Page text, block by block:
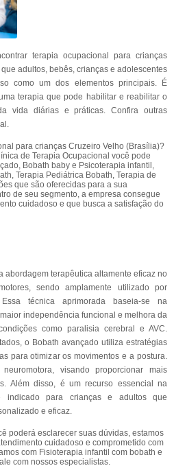
terapia ocupacional para crianças
adultos, bebês, crianças e adolescentes
como um dos elementos principais. É
terapia que pode habilitar e reabilitar o
vida diárias e práticas. Confira outras
para crianças Cruzeiro Velho (Brasília)?
de Terapia Ocupacional você pode
Bobath baby e Psicoterapia infantil,
Terapia Pediátrica Bobath, Terapia de
que são oferecidas para a sua
de seu segmento, a empresa consegue
cuidadoso e que busca a satisfação do
abordagem terapêutica altamente eficaz no
sendo amplamente utilizado por
Essa técnica aprimorada baseia-se na
independência funcional e melhora da
como paralisia cerebral e AVC.
o Bobath avançado utiliza estratégias
para otimizar os movimentos e a postura.
visando proporcionar mais
Além disso, é um recurso essencial na
indicado para crianças e adultos que
e eficaz.
poderá esclarecer suas dúvidas, estamos
cuidadoso e comprometido com
com Fisioterapia infantil com bobath e
com nossos especialistas.